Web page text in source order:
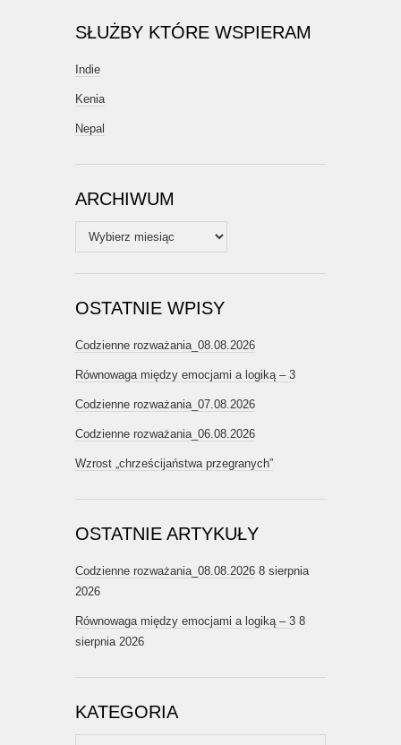
SŁUŻBY KTÓRE WSPIERAM
Indie
Kenia
Nepal
ARCHIWUM
Archiwum
OSTATNIE WPISY
Codzienne rozważania_08.08.2026
Równowaga między emocjami a logiką – 3
Codzienne rozważania_07.08.2026
Codzienne rozważania_06.08.2026
Wzrost „chrześcijaństwa przegranych”
OSTATNIE ARTYKUŁY
Codzienne rozważania_08.08.2026 8 sierpnia
2026
Równowaga między emocjami a logiką – 3 8
sierpnia 2026
KATEGORIA